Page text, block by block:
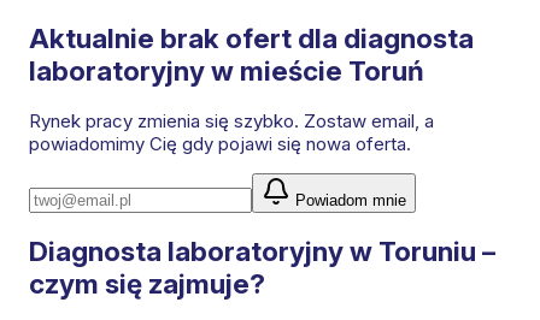
Aktualnie brak ofert dla diagnosta
laboratoryjnyw mieście Toruń
Rynek pracy zmienia się szybko. Zostaw email, a
powiadomimy Cię gdy pojawi się nowa oferta.
Powiadom mnie
Diagnosta laboratoryjny w Toruniu –
czym się zajmuje?